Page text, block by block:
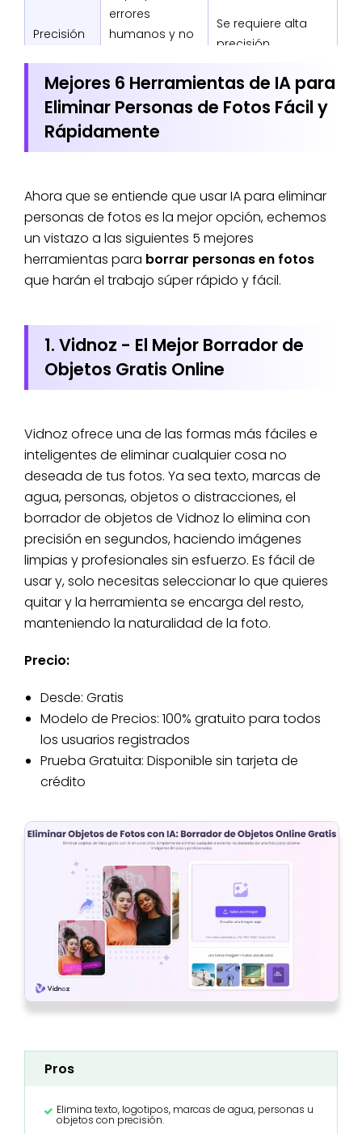
Precisión
errores
humanos y no
preciso.
Se requiere alta
precisión.
Mejores 6 Herramientas de IA para
Eliminar Personas de Fotos Fácil y
Rápidamente
Ahora que se entiende que usar IA para eliminar
personas de fotos es la mejor opción, echemos
un vistazo a las siguientes 5 mejores
herramientas para borrar personas en fotos
que harán el trabajo súper rápido y fácil.
1. Vidnoz - El Mejor Borrador de
Objetos Gratis Online
Vidnoz ofrece una de las formas más fáciles e
inteligentes de eliminar cualquier cosa no
deseada de tus fotos. Ya sea texto, marcas de
agua, personas, objetos o distracciones, el
borrador de objetos de Vidnoz lo elimina con
precisión en segundos, haciendo imágenes
limpias y profesionales sin esfuerzo. Es fácil de
usar y, solo necesitas seleccionar lo que quieres
quitar y la herramienta se encarga del resto,
manteniendo la naturalidad de la foto.
Precio:
Desde: Gratis
Modelo de Precios: 100% gratuito para todos
los usuarios registrados
Prueba Gratuita: Disponible sin tarjeta de
crédito
Pros
Elimina texto, logotipos, marcas de agua, personas u
objetos con precisión.